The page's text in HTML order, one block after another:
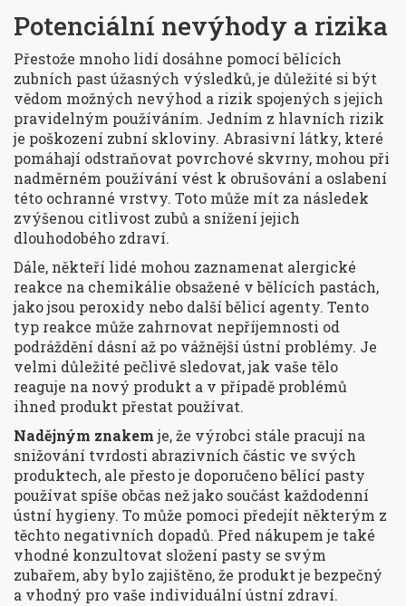
Potenciální nevýhody a rizika
Přestože mnoho lidí dosáhne pomocí bělících
zubních past úžasných výsledků, je důležité si být
vědom možných nevýhod a rizik spojených s jejich
pravidelným používáním. Jedním z hlavních rizik
je poškození zubní skloviny. Abrasivní látky, které
pomáhají odstraňovat povrchové skvrny, mohou při
nadměrném používání vést k obrušování a oslabení
této ochranné vrstvy. Toto může mít za následek
zvýšenou citlivost zubů a snížení jejich
dlouhodobého zdraví.
Dále, někteří lidé mohou zaznamenat alergické
reakce na chemikálie obsažené v bělících pastách,
jako jsou peroxidy nebo další bělicí agenty. Tento
typ reakce může zahrnovat nepříjemnosti od
podráždění dásní až po vážnější ústní problémy. Je
velmi důležité pečlivě sledovat, jak vaše tělo
reaguje na nový produkt a v případě problémů
ihned produkt přestat používat.
Nadějným znakemje, že výrobci stále pracují na
snižování tvrdosti abrazivních částic ve svých
produktech, ale přesto je doporučeno bělící pasty
používat spíše občas než jako součást každodenní
ústní hygieny. To může pomoci předejít některým z
těchto negativních dopadů. Před nákupem je také
vhodné konzultovat složení pasty se svým
zubařem, aby bylo zajištěno, že produkt je bezpečný
a vhodný pro vaše individuální ústní zdraví.